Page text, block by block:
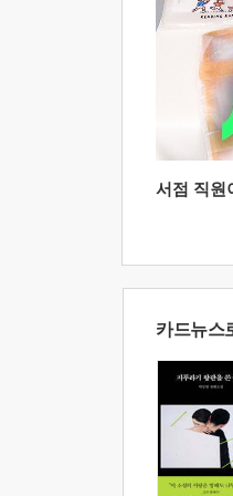
서점 직원
카드뉴스